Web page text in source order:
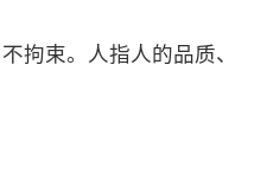
拘束。人指人的品质、